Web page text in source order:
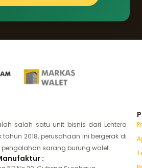
salah satu unit bisnis dari Lentera
2018, perusahaan ini bergerak di
sarang burung walet.
: